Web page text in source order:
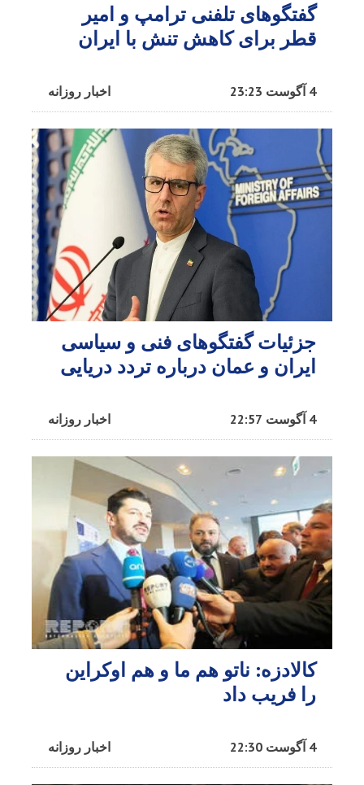
گفتگوهای تلفنی ترامپ و امیر
قطر برای کاهش تنش با ایران​
اخبار روزانه 4 آگوست 23:23
جزئیات گفتگوهای فنی و سیاسی
ایران و عمان درباره تردد دریایی
اخبار روزانه 4 آگوست 22:57
کالادزه: ناتو هم ما و هم اوکراین
را فریب داد
اخبار روزانه 4 آگوست 22:30